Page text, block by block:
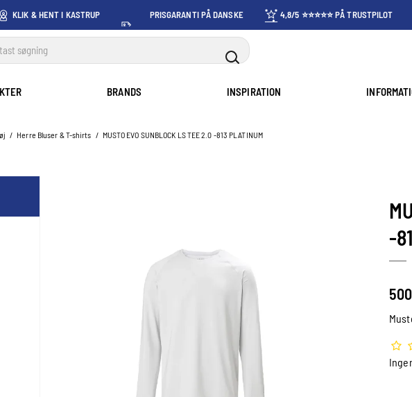
KLIK & HENT I KASTRUP PRISGARANTI PÅ DANSKE
PRISER
4,8/5 ⭐⭐⭐⭐⭐ PÅ TRUSTPILOT
BRANDS INSPIRATION
/ Herre Bluser & T-shirts / MUSTO EVO SUNBLOCK LS TEE 2.0 -813 PLATINUM
-